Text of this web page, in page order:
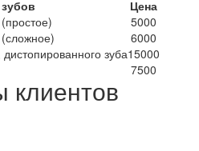
Цена
5000
6000
зуба15000
7500
клиентов